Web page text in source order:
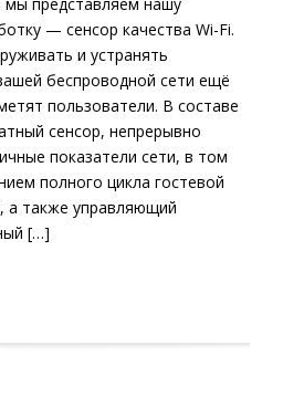
— сенсор качества Wi-Fi.
и устранять
беспроводной сети ещё
пользователи. В составе
сенсор, непрерывно
показатели сети, в том
полного цикла гостевой
а также управляющий
[…]